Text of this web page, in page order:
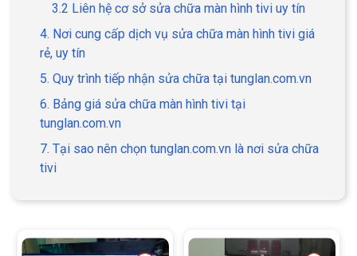
3.2 Liên hệ cơ sở sửa chữa màn hình tivi uy tín
4. Nơi cung cấp dịch vụ sửa chữa màn hình tivi giá
rẻ, uy tín
5. Quy trình tiếp nhận sửa chữa tại tunglan.com.vn
6. Bảng giá sửa chữa màn hình tivi tại
tunglan.com.vn
7. Tại sao nên chọn tunglan.com.vn là nơi sửa chữa
tivi